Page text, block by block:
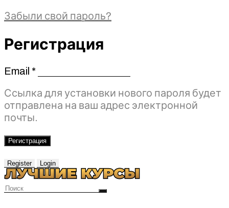
Забыли свой пароль?
Регистрация
Email *Обязательно
Ссылка для установки нового пароля будет
отправлена ​​на ваш адрес электронной
почты.
Регистрация
Register Login